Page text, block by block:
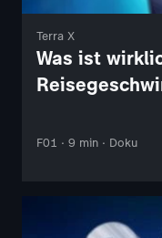
Terra X
Was ist
F01 · 9 min · Doku